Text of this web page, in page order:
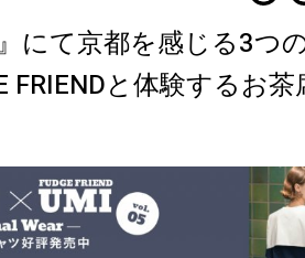
にて京都を感じる3つ
と体験するお茶